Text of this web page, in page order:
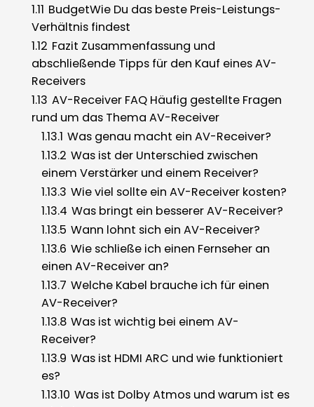
1.11 BudgetWie Du das beste Preis-Leistungs-
Verhältnis findest
1.12 Fazit Zusammenfassung und
abschließende Tipps für den Kauf eines AV-
Receivers
1.13 AV-Receiver FAQ Häufig gestellte Fragen
rund um das Thema AV-Receiver
1.13.1 Was genau macht ein AV-Receiver?
1.13.2 Was ist der Unterschied zwischen
einem Verstärker und einem Receiver?
1.13.3 Wie viel sollte ein AV-Receiver kosten?
1.13.4 Was bringt ein besserer AV-Receiver?
1.13.5 Wann lohnt sich ein AV-Receiver?
1.13.6 Wie schließe ich einen Fernseher an
einen AV-Receiver an?
1.13.7 Welche Kabel brauche ich für einen
AV-Receiver?
1.13.8 Was ist wichtig bei einem AV-
Receiver?
1.13.9 Was ist HDMI ARC und wie funktioniert
es?
1.13.10 Was ist Dolby Atmos und warum ist es